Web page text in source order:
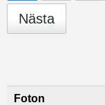
Nästa
Foton